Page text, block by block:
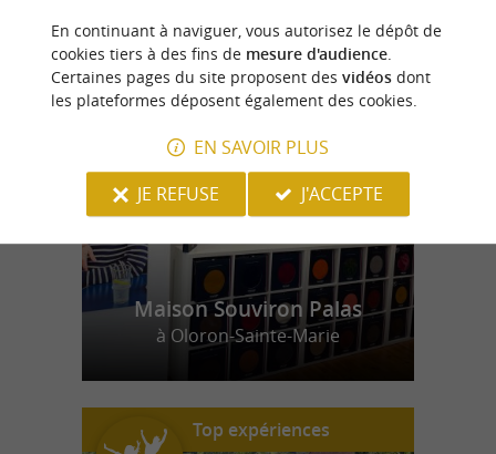
n
o
t
r
e
c
o
u
p
d
e
c
o
e
u
r
Maison Souviron Palas
à Oloron-Sainte-Marie
Top expériences
En continuant à naviguer, vous autorisez le dépôt de
cookies tiers à des fins de mesure d'audience.
Certaines pages du site proposent des vidéosdont
les plateformes déposent également des cookies.
EN SAVOIR PLUS
JE REFUSE
J'ACCEPTE